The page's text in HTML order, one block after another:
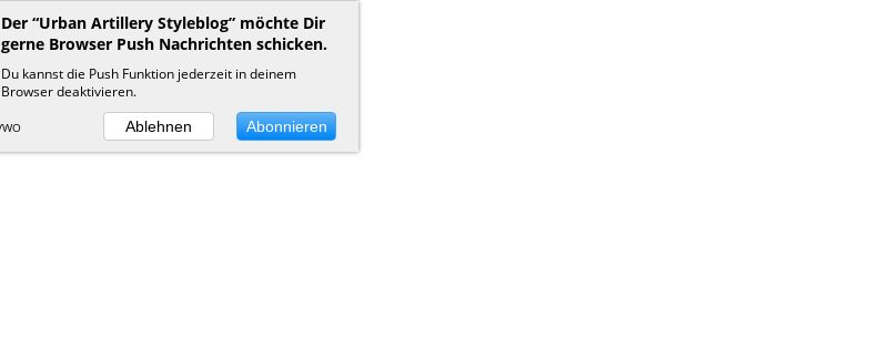
Der “Urban Artillery Styleblog” möchte Dir
gerne Browser Push Nachrichten schicken.
Du kannst die Push Funktion jederzeit in deinem
Browser deaktivieren.
Ablehnen Abonnieren